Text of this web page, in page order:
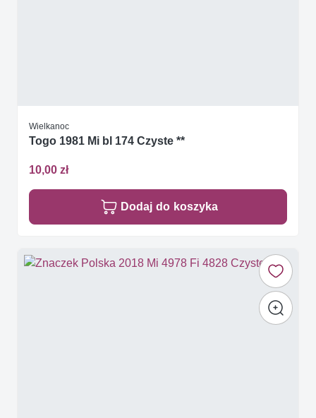
Wielkanoc
Togo 1981 Mi bl 174 Czyste **
10,00 zł
Dodaj do koszyka